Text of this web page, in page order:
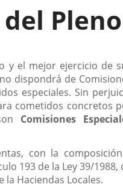
externa.
una
externa.
Pleno
y el mejor ejercicio de
dispondrá de
especiales. Sin
cometidos concretos
Comisiones
con la
193 de la Ley 39/1988,
Haciendas Locales.